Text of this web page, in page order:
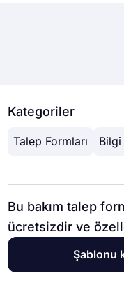
Kategoriler
Talep Formları Bilgi
Bu bakım talep
ücretsizdir ve
Şablonu